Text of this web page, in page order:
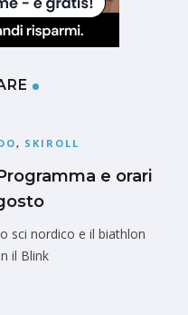
, SKIROLL
e orari
sci nordico e il biathlon
il Blink